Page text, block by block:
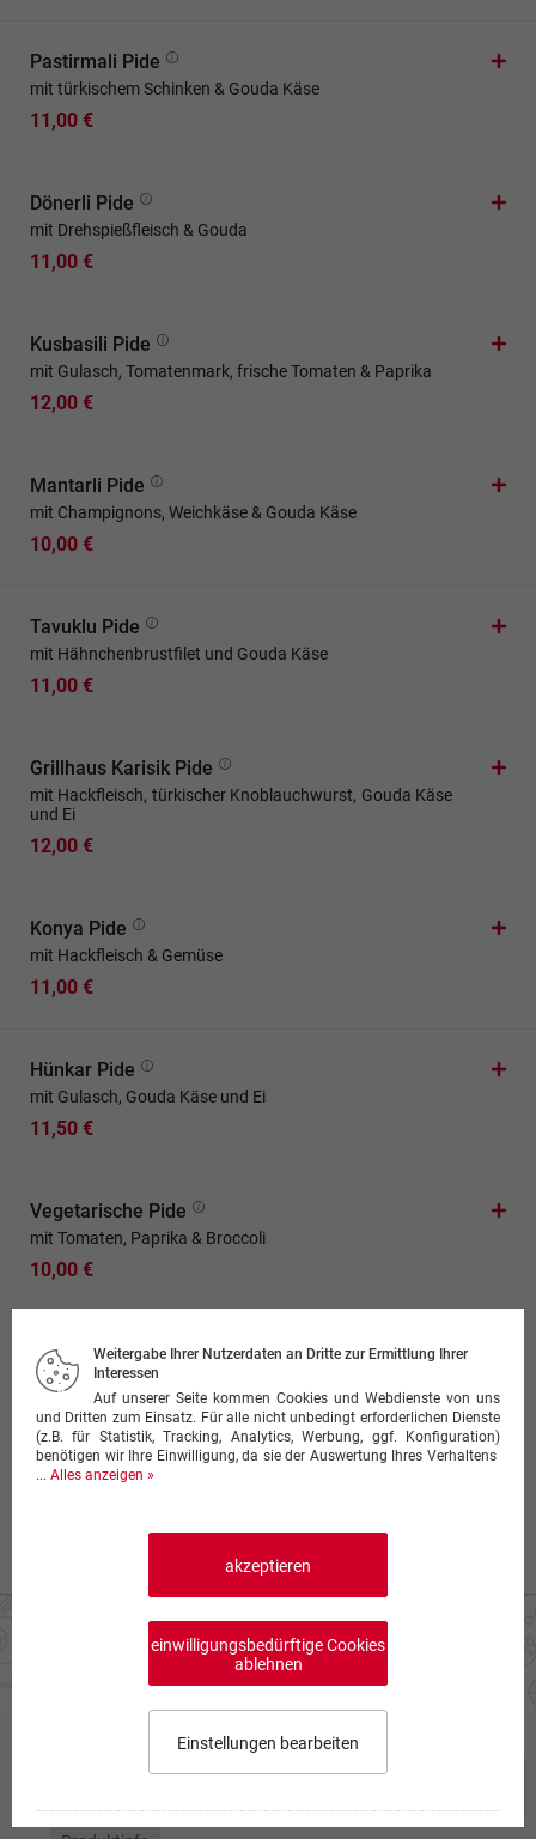
Pastirmali Pide
mit türkischem Schinken & Gouda Käse
11,00 €
Dönerli Pide
mit Drehspießfleisch & Gouda
11,00 €
Kusbasili Pide
mit Gulasch, Tomatenmark, frische Tomaten & Paprika
12,00 €
Mantarli Pide
mit Champignons, Weichkäse & Gouda Käse
10,00 €
Tavuklu Pide
mit Hähnchenbrustfilet und Gouda Käse
11,00 €
Grillhaus Karisik Pide
mit Hackfleisch, türkischer Knoblauchwurst, Gouda Käse
und Ei
12,00 €
Konya Pide
mit Hackfleisch & Gemüse
11,00 €
Hünkar Pide
mit Gulasch, Gouda Käse und Ei
11,50 €
Vegetarische Pide
mit Tomaten, Paprika & Broccoli
10,00 €
Lahmacun
2 Stück - türkische Pizza mit Hackfleisch
12,00 €
Chicken Spezial
Weitergabe Ihrer Nutzerdaten an Dritte zur Ermittlung Ihrer
Interessen
Auf unserer Seite kommen Cookies und Webdienste von uns
und Dritten zum Einsatz. Für alle nicht unbedingt erforderlichen Dienste
(z.B. für Statistik, Tracking, Analytics, Werbung, ggf. Konfiguration)
benötigen wir Ihre Einwilligung, da sie der Auswertung Ihres Verhaltens
... Alles anzeigen »
akzeptieren
einwilligungsbedürftige Cookies
ablehnen
Einstellungen bearbeiten